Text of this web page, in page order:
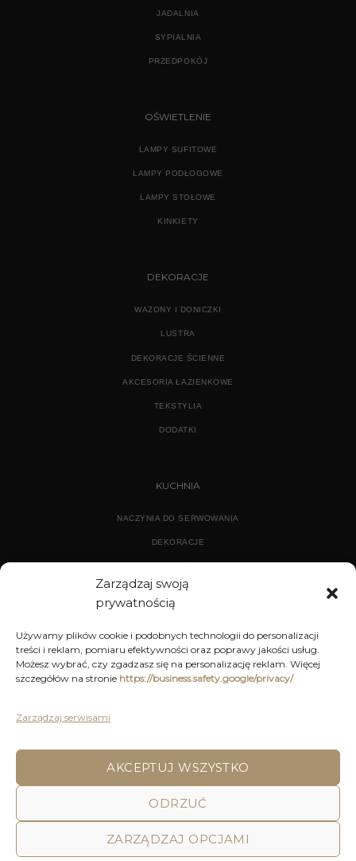
Zarządzaj swoją
prywatnością
Używamy plików cookie i podobnych technologii do personalizacji
treści i reklam, pomiaru efektywności oraz poprawy jakości usług.
Możesz wybrać, czy zgadzasz się na personalizację reklam. Więcej
szczegółów na stronie https://business.safety.google/privacy/
Zarządzaj serwisami
AKCEPTUJ WSZYSTKO
ODRZUĆ
ZARZĄDZAJ OPCJAMI
JADALNIA
SYPIALNIA
PRZEDPOKÓJ
OŚWIETLENIE
LAMPY SUFITOWE
LAMPY PODŁOGOWE
LAMPY STOŁOWE
KINKIETY
DEKORACJE
WAZONY I DONICZKI
LUSTRA
DEKORACJE ŚCIENNE
AKCESORIA ŁAZIENKOWE
TEKSTYLIA
DODATKI
KUCHNIA
NACZYNIA DO SERWOWANIA
DEKORACJE
DEKORACJE
KUCHNIA
POLITYKA PRYWATNOŚCI
REGULAMIN SKLEPU ON-LINE
DECOR AND YOU
Decor & You | Home Decorations | Home Accessories |